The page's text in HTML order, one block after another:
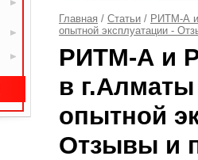
Главная / Статьи / РИТМ-А и
опытной эксплуатации -
РИТМ-А и
в
опытной
Отзывы и